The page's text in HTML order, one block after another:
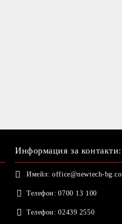
Информация за контакти:
Имейл: office@newtech-
Телефон: 0700 13 100
Телефон: 02439 2550